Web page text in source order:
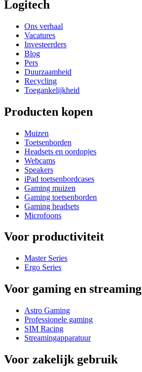
Logitech
Ons verhaal
Vacatures
Investeerders
Blog
Pers
Duurzaamheid
Recycling
Toegankelijkheid
Producten kopen
Muizen
Toetsenborden
Headsets en oordopjes
Webcams
Speakers
iPad toetsenbordcases
Gaming muizen
Gaming toetsenborden
Gaming headsets
Microfoons
Voor productiviteit
Master Series
Ergo Series
Voor gaming en streaming
Astro Gaming
Professionele gaming
SIM Racing
Streamingapparatuur
Voor zakelijk gebruik